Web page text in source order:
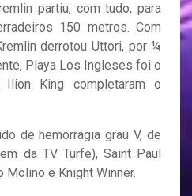
partiu, com tudo, para
150 metros. Com
derrotou Uttori, por ¼
Playa Los Ingleses foi o
King completaram o
de hemorragia grau V, de
da TV Turfe), Saint Paul
Molino e Knight Winner.